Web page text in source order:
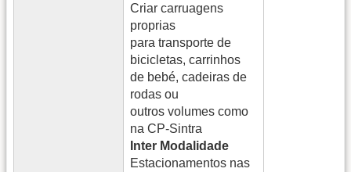
Criar carruagens
proprias
para transporte de
bicicletas, carrinhos
de bebé, cadeiras de
rodas ou
outros volumes como
na CP-Sintra
Inter Modalidade
Estacionamentos nas